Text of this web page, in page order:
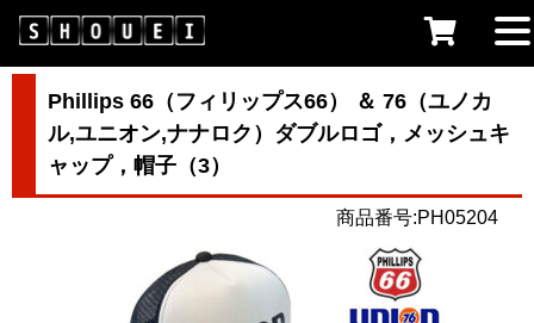
Phillips 66（フィリップス66） ＆ 76（ユノカ
ル,ユニオン,ナナロク）ダブルロゴ，メッシュキ
ャップ，帽子（3）
商品番号:PH05204